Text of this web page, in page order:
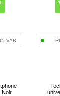
VAR
Noir